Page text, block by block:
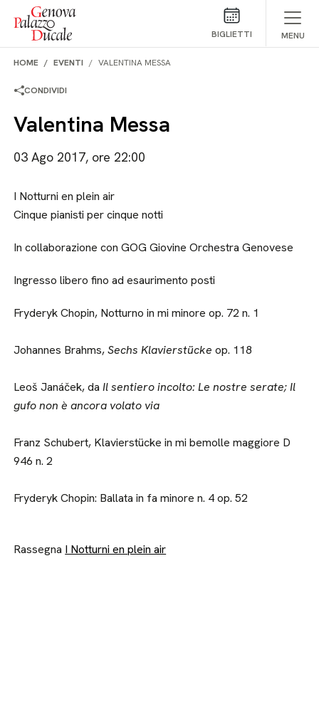
Salta al contenuto
BIGLIETTI MENU
HOME EVENTI VALENTINA MESSA
CONDIVIDI
Valentina Messa
03 Ago 2017, ore 22:00
I Notturni en plein air
Cinque pianisti per cinque notti
In collaborazione con GOG Giovine Orchestra Genovese
Ingresso libero fino ad esaurimento posti
Fryderyk Chopin, Notturno in mi minore op. 72 n. 1
Johannes Brahms,Sechs Klavierstücke op. 118
Leoš Janáček, daIl sentiero incolto: Le nostre serate; Il
gufo non è ancora volato via
Franz Schubert, Klavierstücke in mi bemolle maggiore D
946 n. 2
Fryderyk Chopin: Ballata in fa minore n. 4 op. 52
Rassegna I Notturni en plein air